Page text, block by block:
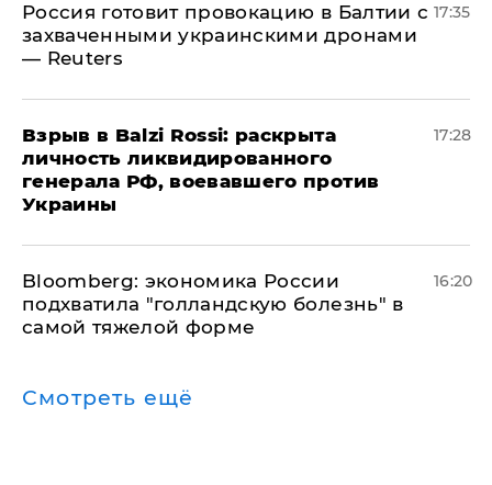
​Россия готовит провокацию в Балтии с
захваченными украинскими дронами
— Reuters
17:35
​Взрыв в Balzi Rossi: раскрыта
личность ликвидированного
генерала РФ, воевавшего против
Украины
17:28
Bloomberg: экономика России
подхватила "голландскую болезнь" в
самой тяжелой форме
16:20
Смотреть ещё